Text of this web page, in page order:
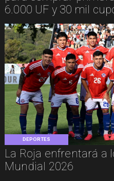
6.000 UF y 30 mil
DEPORTES
La Roja enfrentará a
Mundial 2026